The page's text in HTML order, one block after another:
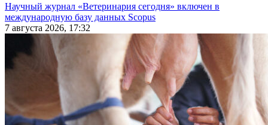
Научный журнал «Ветеринария сегодня» включен в
международную базу данных Scopus
7 августа 2026, 17:32